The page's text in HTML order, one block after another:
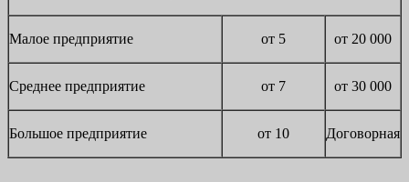
Малое предприятие от 5 от 20 000
Среднее предприятие от 7 от 30 000
Большое предприятие от 10 Договорная